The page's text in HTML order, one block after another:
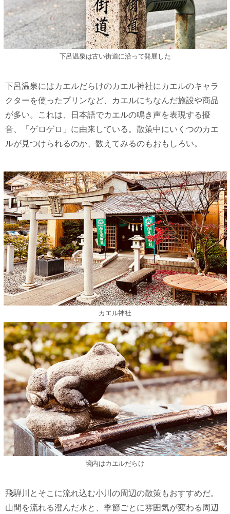
下呂温泉は古い街道に沿って発展した
下呂温泉にはカエルだらけのカエル神社にカエルのキャラ
クターを使ったプリンなど、カエルにちなんだ施設や商品
が多い。これは、日本語でカエルの鳴き声を表現する擬
音、「ゲロゲロ」に由来している。散策中にいくつのカエ
ルが見つけられるのか、数えてみるのもおもしろい。
カエル神社
境内はカエルだらけ
飛騨川とそこに流れ込む小川の周辺の散策もおすすめだ。
山間を流れる澄んだ水と、季節ごとに雰囲気が変わる周辺